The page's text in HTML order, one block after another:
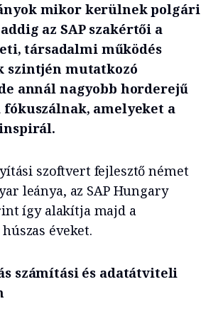
mikor kerülnek polgári
az SAP szakértői a
társadalmi működés
szintjén mutatkozó
annál nagyobb horderejű
amelyeket a
szoftvert fejlesztő német
leánya, az SAP Hungary
így alakítja majd a
éveket.
számítási és adatátviteli